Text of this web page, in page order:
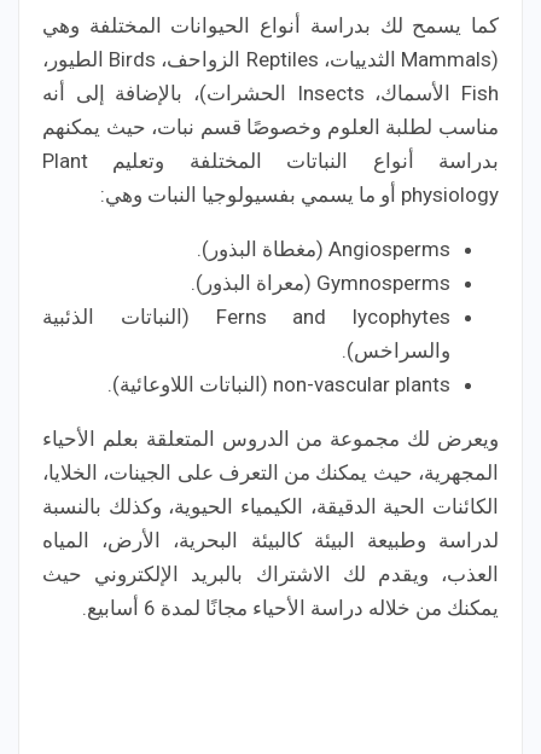
كما يسمح لك بدراسة أنواع الحيوانات المختلفة وهي
(Mammals الثدييات، Reptiles الزواحف، Birds الطيور،
Fish الأسماك، Insects الحشرات)، بالإضافة إلى أنه
مناسب لطلبة العلوم وخصوصًا قسم نبات، حيث يمكنهم
بدراسة أنواع النباتات المختلفة وتعليم Plant
physiology أو ما يسمي بفسيولوجيا النبات وهي:
Angiosperms (مغطاة البذور).
Gymnosperms (معراة البذور).
Ferns and lycophytes (النباتات الذئبية
والسراخس).
non-vascular plants (النباتات اللاوعائية).
ويعرض لك مجموعة من الدروس المتعلقة بعلم الأحياء
المجهرية، حيث يمكنك من التعرف على الجينات، الخلايا،
الكائنات الحية الدقيقة، الكيمياء الحيوية، وكذلك بالنسبة
لدراسة وطبيعة البيئة كالبيئة البحرية، الأرض، المياه
العذب، ويقدم لك الاشتراك بالبريد الإلكتروني حيث
يمكنك من خلاله دراسة الأحياء مجانًا لمدة 6 أسابيع.